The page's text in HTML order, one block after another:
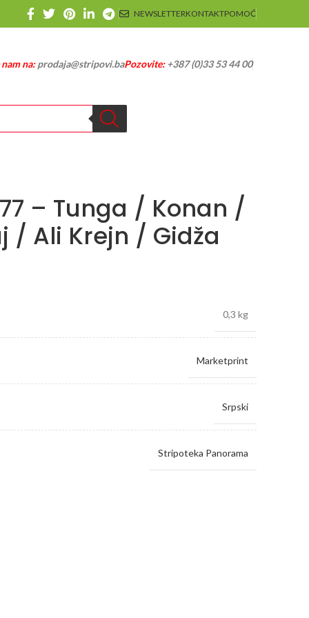
NEWSLETTERKONTAKTPOMOĆ
na:prodaja@stripovi.baPozovite:+387 (0)33 53 44 00
– Tunga / Konan /
/ Ali Krejn / Gidža
0,3 kg
Marketprint
Srpski
Stripoteka Panorama